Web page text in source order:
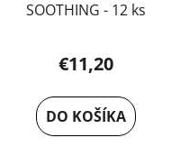
SOOTHING - 12 ks
€11,20
DO KOŠÍKA